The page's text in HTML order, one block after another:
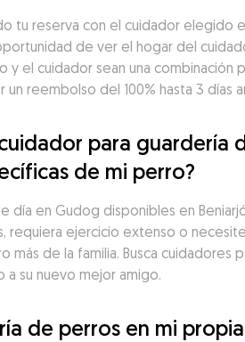
tu reserva con el cuidador
de ver el hogar del
el cuidador sean una combinación
reembolso del 100% hasta 3 días
para guardería
de mi perro?
día en Gudog disponibles en
requiera ejercicio extenso o
más de la familia. Busca
su nuevo mejor amigo.
de perros en mi